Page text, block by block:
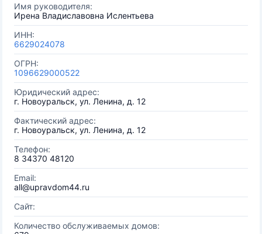
Имя руководителя:
Ирена Владиславовна Ислентьева
ИНН:
6629024078
ОГРН:
1096629000522
Юридический адрес:
г. Новоуральск, ул. Ленина, д. 12
Фактический адрес:
г. Новоуральск, ул. Ленина, д. 12
Телефон:
8 34370 48120
Email:
all@upravdom44.ru
Сайт:
Количество обслуживаемых домов: